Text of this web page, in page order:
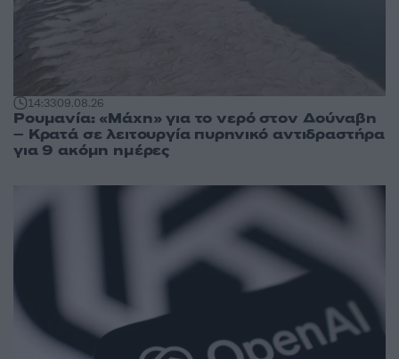
14:3309.08.26
Ρουμανία: «Μάχη» για το νερό στον Δούναβη
– Κρατά σε λειτουργία πυρηνικό αντιδραστήρα
για 9 ακόμη ημέρες